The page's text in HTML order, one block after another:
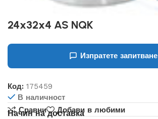
24x32x4 AS NQK
Изпратете запитване
Код:175459
В наличност
Сравни
Добави в любими
Начин на доставка